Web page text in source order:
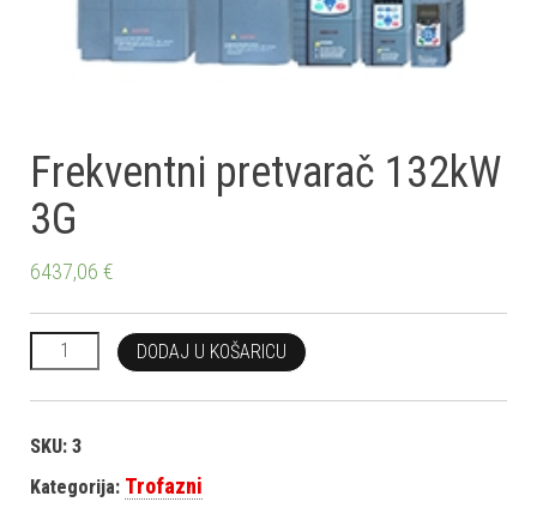
Frekventni pretvarač 132kW
3G
6437,06 €
Frekventni pretvarač 132kW 3G količina
DODAJ U KOŠARICU
SKU: 3
Kategorija: Trofazni